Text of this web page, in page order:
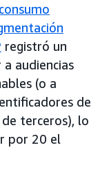
registró un
audiencias
(o a
de
terceros), lo
por 20 el